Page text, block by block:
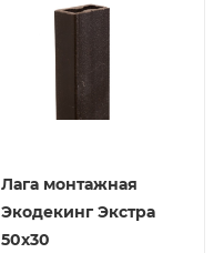
Лага монтажная
Экодекинг Экстра
50х30